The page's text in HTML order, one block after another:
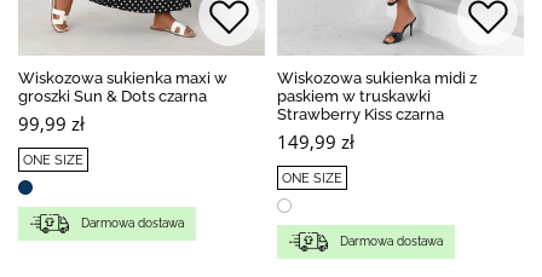
Wiskozowa sukienka maxi w
groszki Sun & Dots czarna
99,99 zł
ONE SIZE
Darmowa dostawa
Wiskozowa sukienka midi z
paskiem w truskawki
Strawberry Kiss czarna
149,99 zł
ONE SIZE
Darmowa dostawa